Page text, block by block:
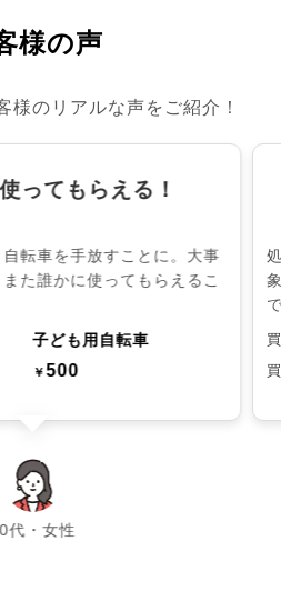
様の声
様のリアルな声をご紹介！
ってもらえる！
転車を手放すことに。大事
た誰かに使ってもらえるこ
子ども用自転車
￥500
代・女性
chevron_left chevron_right